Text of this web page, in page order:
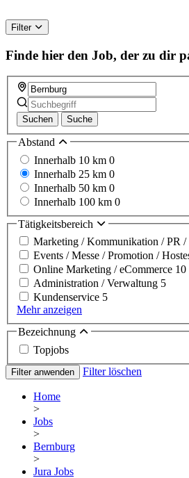
Filter
Finde hier den Job, der zu dir
Suchen Suche
Abstand
Innerhalb 10 km 0
Innerhalb 25 km 0
Innerhalb 50 km 0
Innerhalb 100 km 0
Tätigkeitsbereich
Marketing / Kommunikation / PR /
Events / Messe / Promotion /
Online Marketing / eCommerce 10
Administration / Verwaltung 5
Kundenservice 5
Mehr anzeigen
Bezeichnung
Topjobs
Filter anwenden Filter löschen
Home
>
Jobs
>
Bernburg
>
Jura Jobs